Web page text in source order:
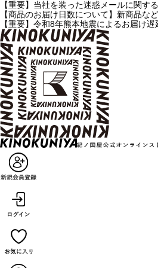
【重要】当社を装った迷惑メールに関
【商品のお届け日数について】新商品
【重要】令和8年熊本地震によるお届け